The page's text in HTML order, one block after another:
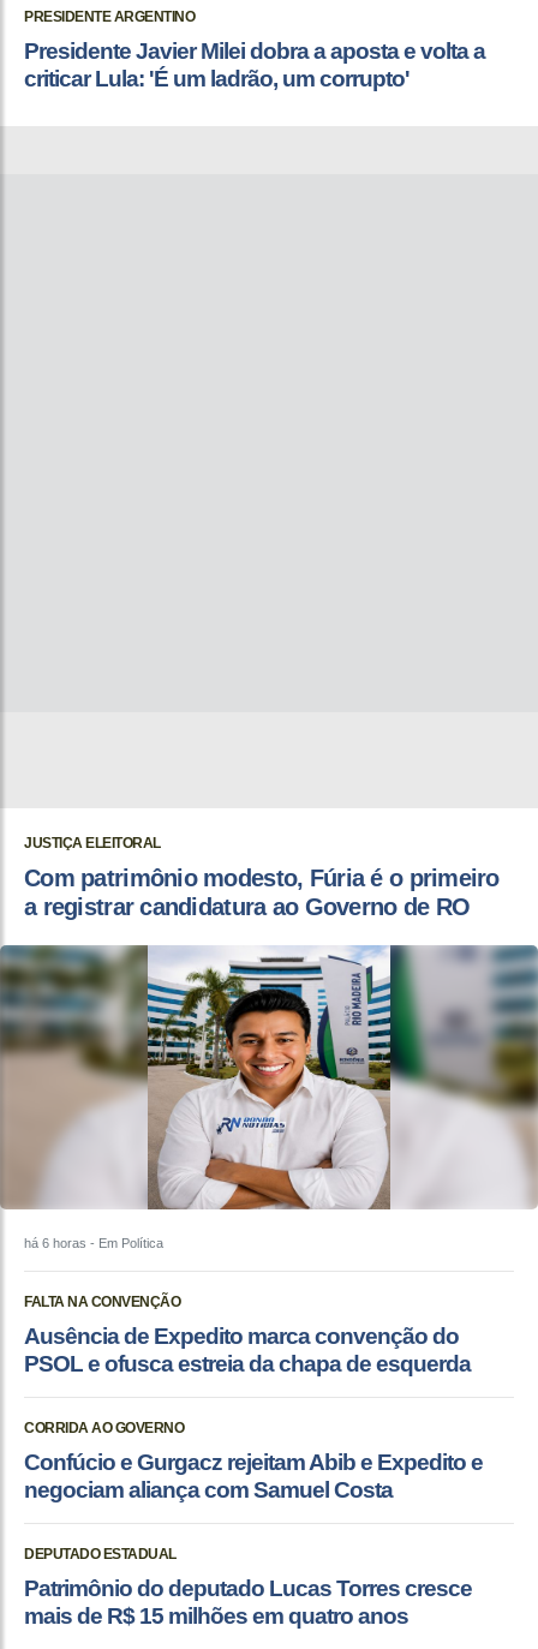
PRESIDENTE ARGENTINO
Presidente Javier Milei dobra a aposta e volta a
criticar Lula: 'É um ladrão, um corrupto'
JUSTIÇA ELEITORAL
Com patrimônio modesto, Fúria é o primeiro
a registrar candidatura ao Governo de RO
há 6 horas - Em Política
FALTA NA CONVENÇÃO
Ausência de Expedito marca convenção do
PSOL e ofusca estreia da chapa de esquerda
CORRIDA AO GOVERNO
Confúcio e Gurgacz rejeitam Abib e Expedito e
negociam aliança com Samuel Costa
DEPUTADO ESTADUAL
Patrimônio do deputado Lucas Torres cresce
mais de R$ 15 milhões em quatro anos